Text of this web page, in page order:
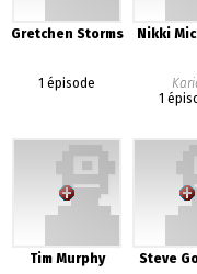
Gretchen Storms
1 épisode
Nikki
1
Tim Murphy Steve